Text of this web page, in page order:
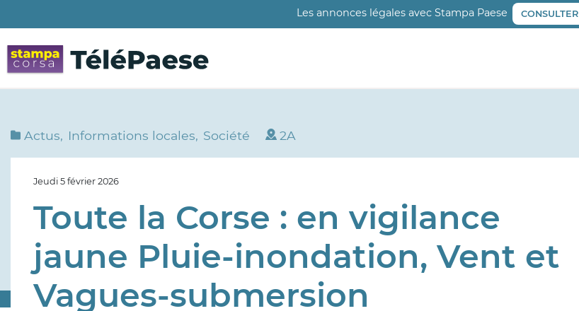
au
contenu
principal
Les annonces légales avec Stampa Paese CONSULTER
Actus Informations locales Société 2A
Jeudi 5 février 2026
Toute la Corse : en vigilance
jaune Pluie-inondation, Vent et
Vagues-submersion